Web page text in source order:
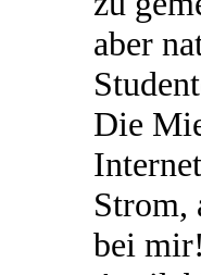
aber
Die
Strom,
bei mir!